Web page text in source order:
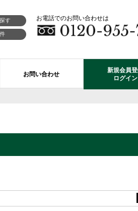
す お電話でのお問い合わせは
レオガーデン成田 寛朝の杜
お問い合わせ
新規会員
ログイン